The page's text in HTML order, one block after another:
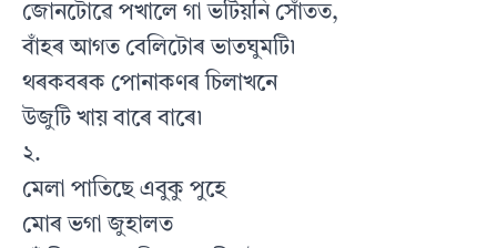
জোনটোৱে পখালে গা ভটিয়নি সোঁতত,
বাঁহৰ আগত বেলিটোৰ ভাতঘুমটি৷
থৰকবৰক পোনাকণৰ চিলাখনে
উজুটি খায় বাৰে বাৰে৷
২.
মেলা পাতিছে এবুকু পুহে
মোৰ ভগা জুহালত